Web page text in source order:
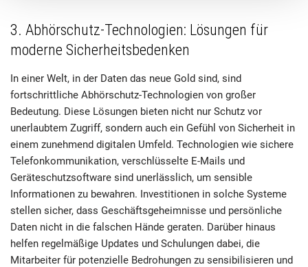
3. Abhörschutz-Technologien: Lösungen für
moderne Sicherheitsbedenken
In einer Welt, in der Daten das neue Gold sind, sind
fortschrittliche Abhörschutz-Technologien von großer
Bedeutung. Diese Lösungen bieten nicht nur Schutz vor
unerlaubtem Zugriff, sondern auch ein Gefühl von Sicherheit in
einem zunehmend digitalen Umfeld. Technologien wie sichere
Telefonkommunikation, verschlüsselte E-Mails und
Geräteschutzsoftware sind unerlässlich, um sensible
Informationen zu bewahren. Investitionen in solche Systeme
stellen sicher, dass Geschäftsgeheimnisse und persönliche
Daten nicht in die falschen Hände geraten. Darüber hinaus
helfen regelmäßige Updates und Schulungen dabei, die
Mitarbeiter für potenzielle Bedrohungen zu sensibilisieren und